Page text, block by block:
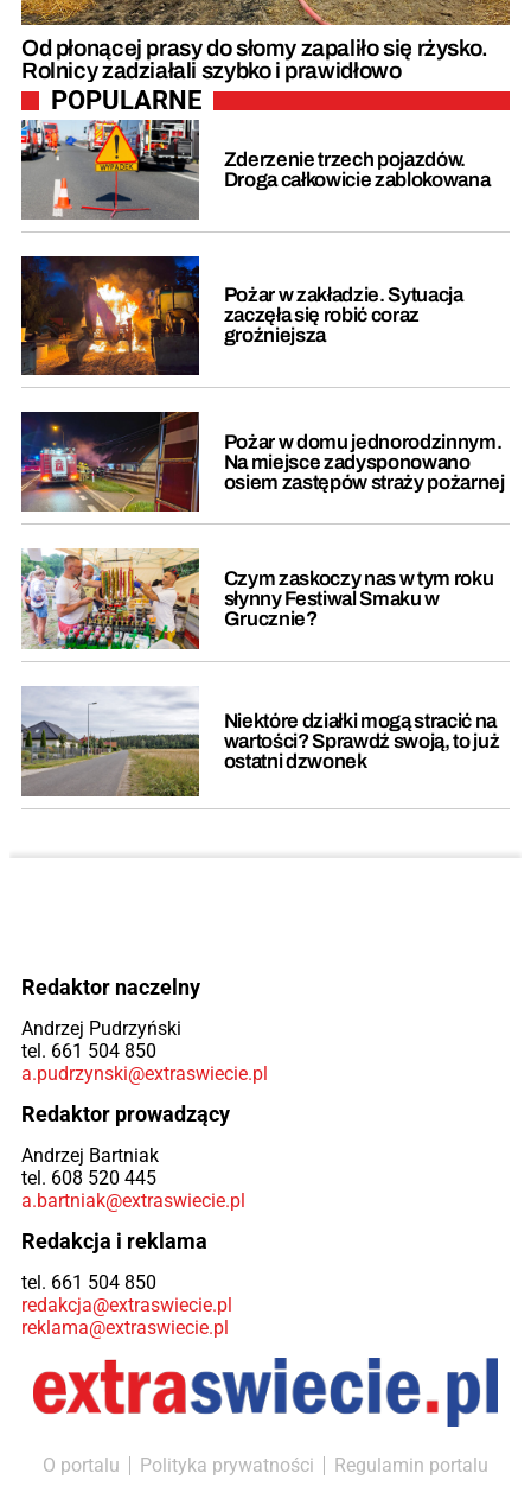
Od płonącej prasy do słomy zapaliło się rżysko.
Rolnicy zadziałali szybko i prawidłowo
POPULARNE
Zderzenie trzech pojazdów.
Droga całkowicie zablokowana
Pożar w zakładzie. Sytuacja
zaczęła się robić coraz
groźniejsza
Pożar w domu jednorodzinnym.
Na miejsce zadysponowano
osiem zastępów straży pożarnej
Czym zaskoczy nas w tym roku
słynny Festiwal Smaku w
Grucznie?
Niektóre działki mogą stracić na
wartości? Sprawdź swoją, to już
ostatni dzwonek
Redaktor naczelny
Andrzej Pudrzyński
tel. 661 504 850
a.pudrzynski@extraswiecie.pl
Redaktor prowadzący
Andrzej Bartniak
tel. 608 520 445
a.bartniak@extraswiecie.pl
Redakcja i reklama
tel. 661 504 850
redakcja@extraswiecie.pl
reklama@extraswiecie.pl
O portalu Polityka prywatności Regulamin portalu